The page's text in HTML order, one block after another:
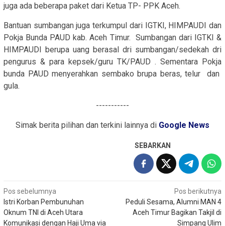
juga ada beberapa paket dari Ketua TP- PPK Aceh.
Bantuan sumbangan juga terkumpul dari IGTKI, HIMPAUDI dan
Pokja Bunda PAUD kab. Aceh Timur. Sumbangan dari IGTKI &
HIMPAUDI berupa uang berasal dri sumbangan/sedekah dri
pengurus & para kepsek/guru TK/PAUD . Sementara Pokja
bunda PAUD menyerahkan sembako brupa beras, telur dan
gula.
-----------
Simak berita pilihan dan terkini lainnya di Google News
SEBARKAN
Navigasi
pos
Pos sebelumnya
Istri Korban Pembunuhan
Oknum TNI di Aceh Utara
Komunikasi dengan Haji Uma via
Pos berikutnya
Peduli Sesama, Alumni MAN 4
Aceh Timur Bagikan Takjil di
Simpang Ulim